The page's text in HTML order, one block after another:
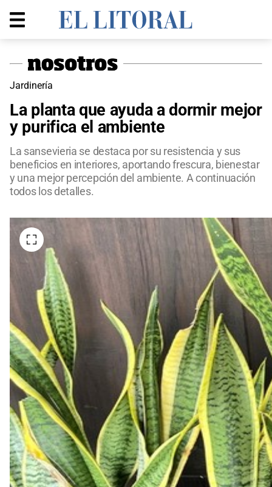
Jardinería
La planta que ayuda a dormir mejor
y purifica el ambiente
La sansevieria se destaca por su resistencia y sus
beneficios en interiores, aportando frescura, bienestar
y una mejor percepción del ambiente. A continuación
todos los detalles.